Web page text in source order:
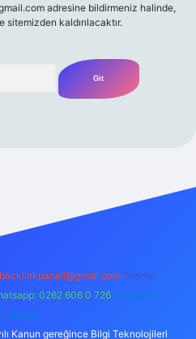
adresine bildirmeniz halinde,
kaldırılacaktır.
backlinkpaneli@gmail.com Teams:
0262 606 0 726 Telegram:
Kanun gereğince Bilgi Teknolojileri